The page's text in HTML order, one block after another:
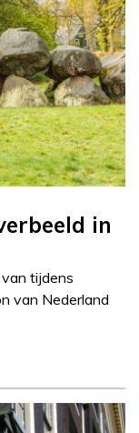
in
tijdens
van Nederland